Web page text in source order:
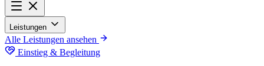
Leistungen
Alle Leistungen ansehen
Einstieg & Begleitung